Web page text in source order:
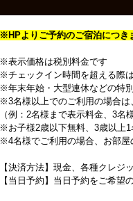
※HPよりご予約のご宿泊につき
※表示価格は税別料金です
※チェックイン時間を超える際
※年末年始・大型連休などの特
※3名様以上でのご利用の場合は
（例：2名様まで表示料金、3名
※お子様2歳以下無料、3歳以上
※4名様でご利用の場合、お部
【決済方法】現金、各種クレジ
【当日予約】当日予約をご希望